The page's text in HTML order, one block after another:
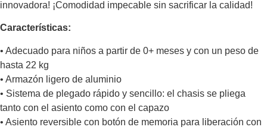
innovadora! ¡Comodidad impecable sin sacrificar la calidad!
Características:
• Adecuado para niños a partir de 0+ meses y con un peso de
hasta 22 kg
• Armazón ligero de aluminio
• Sistema de plegado rápido y sencillo: el chasis se pliega
tanto con el asiento como con el capazo
• Asiento reversible con botón de memoria para liberación con